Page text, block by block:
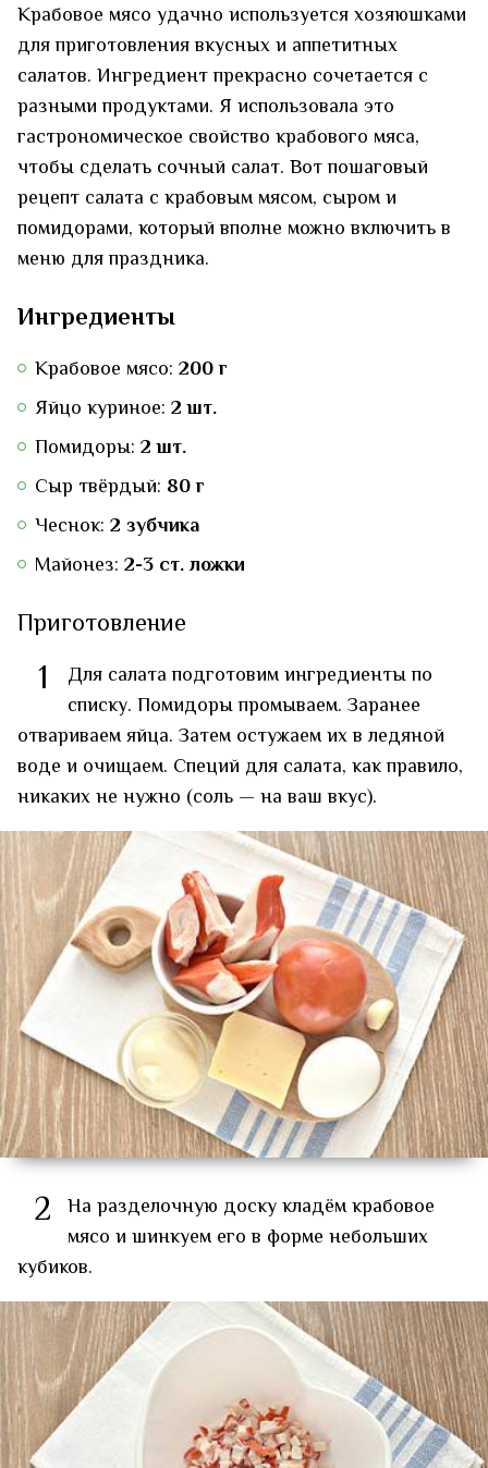
Крабовое мясо удачно используется хозяюшками
для приготовления вкусных и аппетитных
салатов. Ингредиент прекрасно сочетается с
разными продуктами. Я использовала это
гастрономическое свойство крабового мяса,
чтобы сделать сочный салат. Вот пошаговый
рецепт салата с крабовым мясом, сыром и
помидорами, который вполне можно включить в
меню для праздника.
Ингредиенты
Крабовое мясо: 200 г
Яйцо куриное: 2 шт.
Помидоры: 2 шт.
Сыр твёрдый: 80 г
Чеснок: 2 зубчика
Майонез: 2-3 ст. ложки
Приготовление
1
Для салата подготовим ингредиенты по
списку. Помидоры промываем. Заранее
отвариваем яйца. Затем остужаем их в ледяной
воде и очищаем. Специй для салата, как правило,
никаких не нужно (соль — на ваш вкус).
2 На разделочную доску кладём крабовое
мясо и шинкуем его в форме небольших
кубиков.